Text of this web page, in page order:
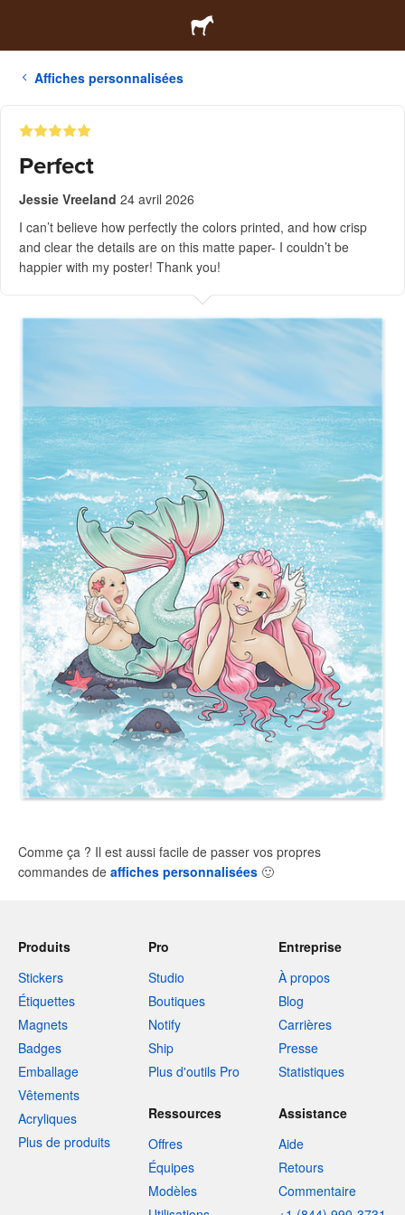
Affiches personnalisées
Perfect
Jessie Vreeland 24 avril 2026
I can’t believe how perfectly the colors printed, and how crisp
and clear the details are on this matte paper- I couldn’t be
happier with my poster! Thank you!
Comme ça ? Il est aussi facile de passer vos propres
commandes de affiches personnalisées 🙂
Produits
Stickers
Étiquettes
Magnets
Badges
Emballage
Vêtements
Acryliques
Plus de produits
Pro
Studio
Boutiques
Notify
Ship
Plus d'outils Pro
Entreprise
À propos
Blog
Carrières
Presse
Statistiques
Ressources
Offres
Équipes
Modèles
Assistance
Aide
Retours
Commentaire